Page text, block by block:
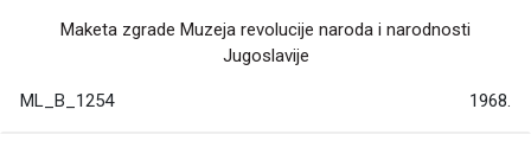
Maketa zgrade Muzeja revolucije naroda i narodnosti
Jugoslavije
ML_B_1254 1968.